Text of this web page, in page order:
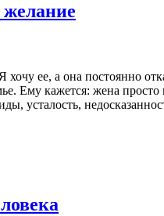
ее, а она постоянно
кажется: жена просто